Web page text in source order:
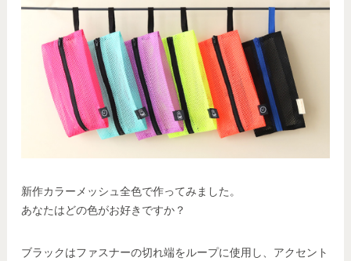
新作カラーメッシュ全色で作ってみました。
あなたはどの色がお好きですか？
ブラックはファスナーの切れ端をループに使用し、アクセント